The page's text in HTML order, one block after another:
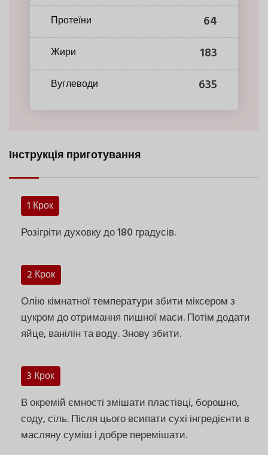
Протеїни 64
Жири 183
Вуглеводи 635
Інструкція приготування
1 Крок
Розігріти духовку до 180 градусів.
2 Крок
Олію кімнатної температури збити міксером з
цукром до отримання пишної маси. Потім додати
яйце, ванілін та воду. Знову збити.
3 Крок
В окремій ємності змішати пластівці, борошно,
соду, сіль. Після цього всипати сухі інгредієнти в
масляну суміш і добре перемішати.